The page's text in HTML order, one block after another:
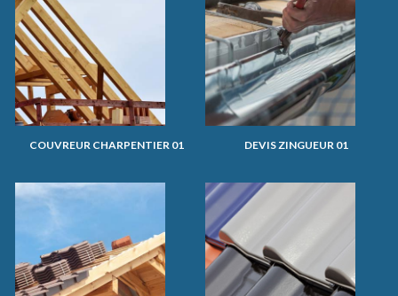
COUVREUR CHARPENTIER 01 DEVIS ZINGUEUR 01